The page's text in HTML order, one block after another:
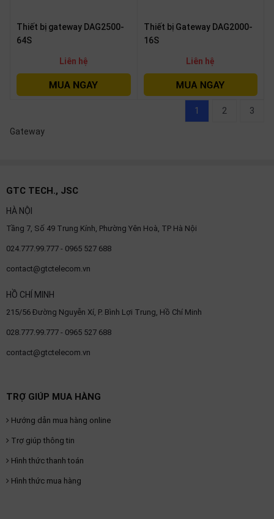
Thiết bị gateway DAG2500-
64S
Liên hệ
Thiết bị Gateway DAG2000-
16S
Liên hệ
1 2 3
Gateway
GTC TECH., JSC
HÀ NỘI
Tầng 7, Số 49 Trung Kính, Phường Yên Hoà, TP Hà Nội
024.777.99.777 - 0965 527 688
contact@gtctelecom.vn
HỒ CHÍ MINH
215/56 Đường Nguyễn Xí, P. Bình Lợi Trung, Hồ Chí Minh
028.777.99.777 - 0965 527 688
contact@gtctelecom.vn
TRỢ GIÚP MUA HÀNG
Hướng dẫn mua hàng online
Trợ giúp thông tin
Hình thức thanh toán
Hình thức mua hàng